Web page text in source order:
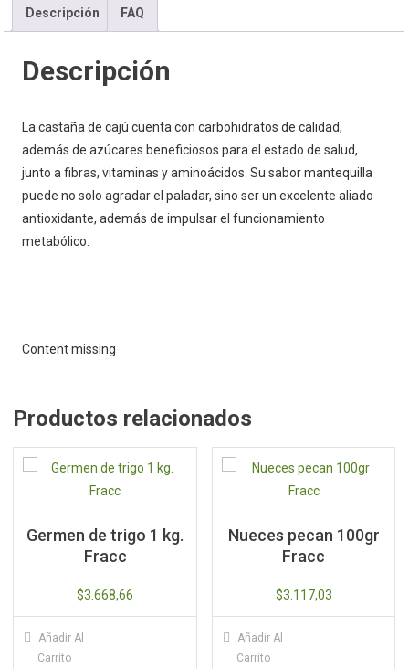
Descripción FAQ
Descripción
La castaña de cajú cuenta con carbohidratos de calidad,
además de azúcares beneficiosos para el estado de salud,
junto a fibras, vitaminas y aminoácidos. Su sabor mantequilla
puede no solo agradar el paladar, sino ser un excelente aliado
antioxidante, además de impulsar el funcionamiento
metabólico.
Content missing
Productos relacionados
Germen de trigo 1 kg.
Fracc
$3.668,66
Añadir Al
Carrito
Nueces pecan 100gr
Fracc
$3.117,03
Añadir Al
Carrito